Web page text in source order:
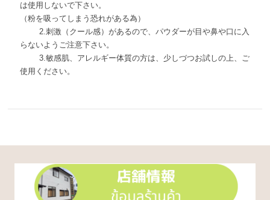
は使用しないで下さい。
（粉を吸ってしまう恐れがある為）
2.刺激（クール感）があるので、パウダーが目や鼻や口に入
らないようご注意下さい。
3.敏感肌、アレルギー体質の方は、少しづつお試しの上、ご
使用ください。